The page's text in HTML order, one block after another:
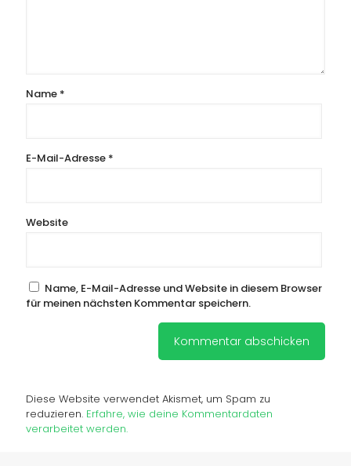
Name *
E-Mail-Adresse *
Website
Name, E-Mail-Adresse und Website in diesem Browser
für meinen nächsten Kommentar speichern.
Diese Website verwendet Akismet, um Spam zu
reduzieren. Erfahre, wie deine Kommentardaten
verarbeitet werden.